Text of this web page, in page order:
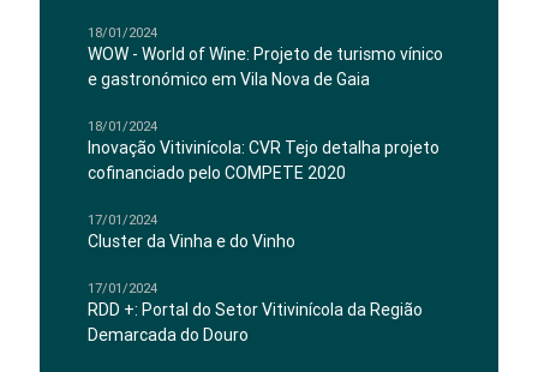
18/01/2024
WOW - World of Wine: Projeto de turismo vínico
e gastronómico em Vila Nova de Gaia
18/01/2024
Inovação Vitivinícola: CVR Tejo detalha projeto
cofinanciado pelo COMPETE 2020
17/01/2024
Cluster da Vinha e do Vinho
17/01/2024
RDD +: Portal do Setor Vitivinícola da Região
Demarcada do Douro